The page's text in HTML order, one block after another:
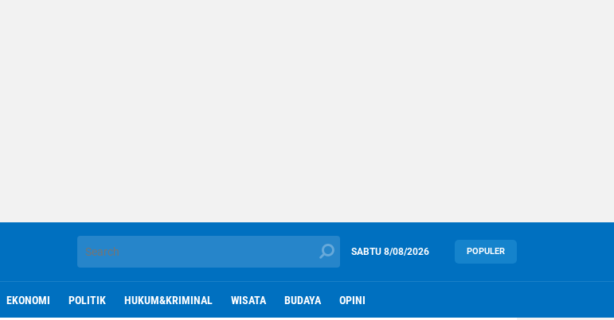
SABTU 8/08/2026 POPULER
EKONOMI POLITIK HUKUM&KRIMINAL WISATA BUDAYA OPINI